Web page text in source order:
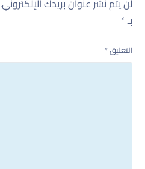
بـ*
التعليق*